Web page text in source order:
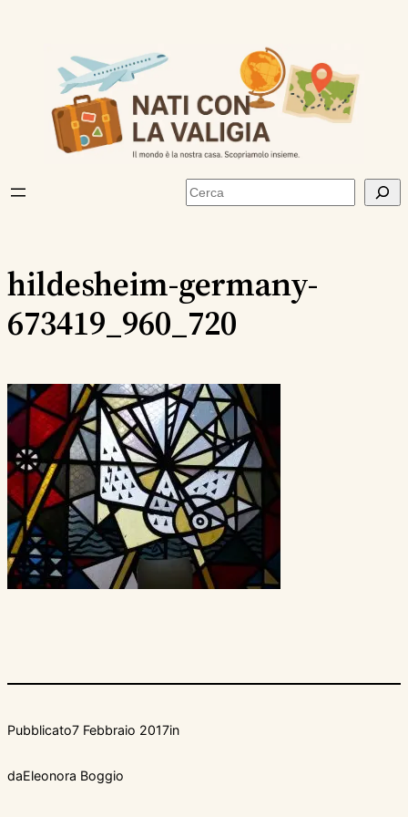
contenuto
Cerca
hildesheim-germany-
673419_960_720
Pubblicato7 Febbraio 2017in
daEleonora Boggio